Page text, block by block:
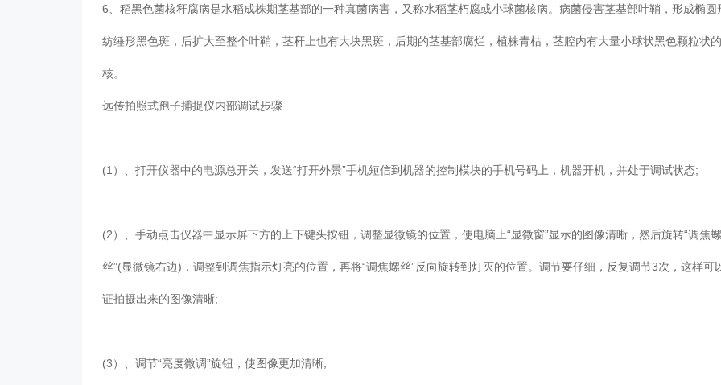
6、稻黑色菌核秆腐病是水稻成株期茎基部的一种真菌病害，又称水稻茎朽腐或小球菌核病。病菌侵害茎基部叶鞘，形成椭
纺缍形黑色斑，后扩大至整个叶鞘，茎秆上也有大块黑斑，后期的茎基部腐烂，植株青枯，茎腔内有大量小球状黑色颗粒状
核。
远传拍照式孢子捕捉仪内部调试步骤
(1）、打开仪器中的电源总开关，发送“打开外景”手机短信到机器的控制模块的手机号码上，机器开机，并处于调试状态;
(2）、手动点击仪器中显示屏下方的上下键头按钮，调整显微镜的位置，使电脑上“显微窗”显示的图像清晰，然后旋转“调焦
丝”(显微镜右边)，调整到调焦指示灯亮的位置，再将“调焦螺丝”反向旋转到灯灭的位置。调节要仔细，反复调节3次，这样可
证拍摄出来的图像清晰;
(3）、调节“亮度微调”旋钮，使图像更加清晰;